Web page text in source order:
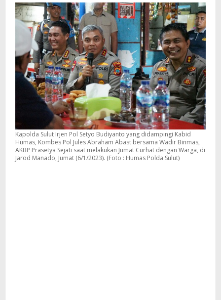
Kapolda Sulut Irjen Pol Setyo Budiyanto yang didampingi Kabid
Humas, Kombes Pol Jules Abraham Abast bersama Wadir Binmas,
AKBP Prasetya Sejati saat melakukan Jumat Curhat dengan Warga, di
Jarod Manado, Jumat (6/1/2023). (Foto : Humas Polda Sulut)